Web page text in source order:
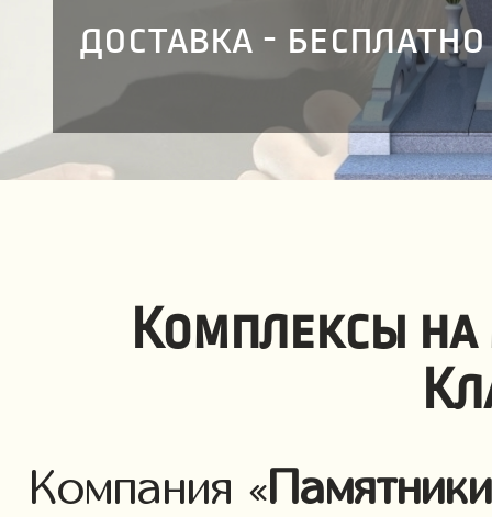
доставка - бесплатно
Комплексы
Компания «Памятники